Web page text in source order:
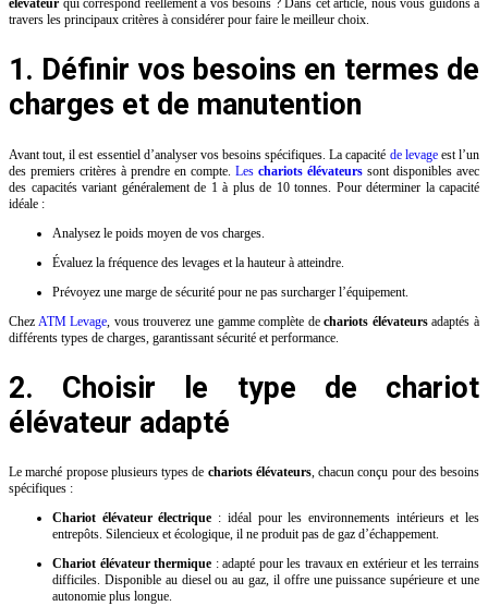
élévateur qui correspond réellement à vos besoins ? Dans cet article, nous vous guidons à
travers les principaux critères à considérer pour faire le meilleur choix.
1. Définir vos besoins en termes de
charges et de manutention
Avant tout, il est essentiel d’analyser vos besoins spécifiques. La capacité de levageest l’un
des premiers critères à prendre en compte. Les chariots élévateurs sont disponibles avec
des capacités variant généralement de 1 à plus de 10 tonnes. Pour déterminer la capacité
idéale :
Analysez le poids moyen de vos charges.
Évaluez la fréquence des levages et la hauteur à atteindre.
Prévoyez une marge de sécurité pour ne pas surcharger l’équipement.
Chez ATM Levage , vous trouverez une gamme complète dechariots élévateursadaptés à
différents types de charges, garantissant sécurité et performance.
2. Choisir le type de chariot
élévateur adapté
Le marché propose plusieurs types de chariots élévateurs, chacun conçu pour des besoins
spécifiques :
Chariot élévateur électrique : idéal pour les environnements intérieurs et les
entrepôts. Silencieux et écologique, il ne produit pas de gaz d’échappement.
Chariot élévateur thermique : adapté pour les travaux en extérieur et les terrains
difficiles. Disponible au diesel ou au gaz, il offre une puissance supérieure et une
autonomie plus longue.